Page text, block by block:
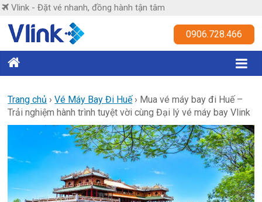
Skip
content
Vlink - Đặt vé nhanh, đồng hành tận tâm
Vlink
nhanh,
đồng
hành
tâm
0906.728.466
Trang chủ ›Vé Máy Bay Đi Huế› Mua vé máy bay đi Huế –
Trải nghiệm hành trình tuyệt vời cùng Đại lý vé máy bay Vlink